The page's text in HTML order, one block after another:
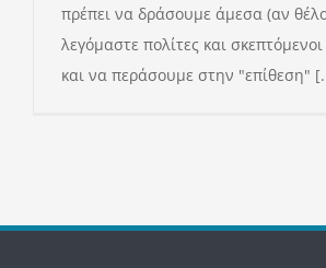
πρέπει να δράσουμε άμεσα (αν
λεγόμαστε πολίτες και
και να περάσουμε στην "επίθεση"